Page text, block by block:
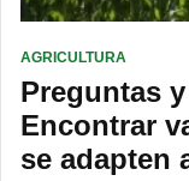
AGRICULTURA
Preguntas
Encontrar
se adapten